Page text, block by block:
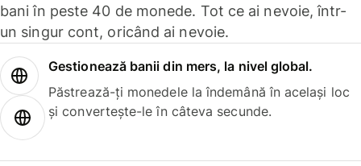
bani în peste 40 de monede. Tot ce ai nevoie, într-
un singur cont, oricând ai nevoie.
Gestionează banii din mers, la nivel global.
Păstrează-ți monedele la îndemână în același loc
și convertește-le în câteva secunde.